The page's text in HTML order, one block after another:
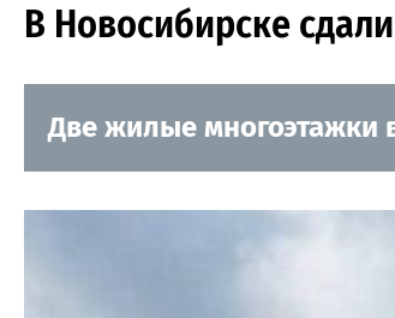
В Новосибирске
Две жилые многоэтажки